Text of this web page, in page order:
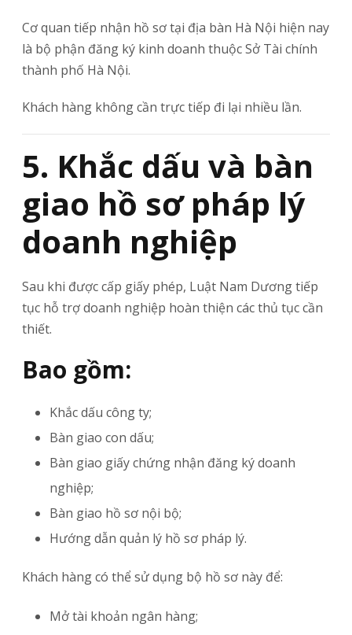
Cơ quan tiếp nhận hồ sơ tại địa bàn Hà Nội hiện nay
là bộ phận đăng ký kinh doanh thuộcSở Tài chính
thành phố Hà Nội.
Khách hàng không cần trực tiếp đi lại nhiều lần.
5. Khắc dấu và bàn
giao hồ sơ pháp lý
doanh nghiệp
Sau khi được cấp giấy phép, Luật Nam Dương tiếp
tục hỗ trợ doanh nghiệp hoàn thiện các thủ tục cần
thiết.
Bao gồm:
Khắc dấu công ty;
Bàn giao con dấu;
Bàn giao giấy chứng nhận đăng ký doanh
nghiệp;
Bàn giao hồ sơ nội bộ;
Hướng dẫn quản lý hồ sơ pháp lý.
Khách hàng có thể sử dụng bộ hồ sơ này để:
Mở tài khoản ngân hàng;